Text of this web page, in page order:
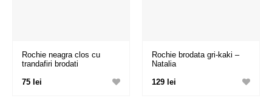
Rochie neagra clos cu
trandafiri brodati
75 lei
Rochie brodata gri-kaki –
Natalia
129 lei